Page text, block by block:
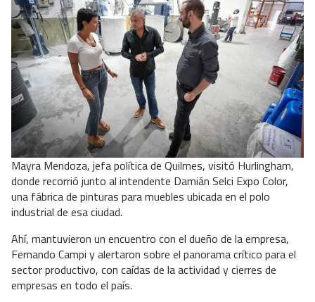
Mayra Mendoza, jefa política de Quilmes, visitó Hurlingham,
donde recorrió junto al intendente Damián Selci Expo Color,
una fábrica de pinturas para muebles ubicada en el polo
industrial de esa ciudad.
Ahí, mantuvieron un encuentro con el dueño de la empresa,
Fernando Campi y alertaron sobre el panorama crítico para el
sector productivo, con caídas de la actividad y cierres de
empresas en todo el país.